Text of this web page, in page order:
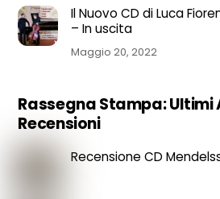
Il Nuovo CD di Luca
– In uscita
Maggio 20, 2022
Rassegna Stampa: Ultimi
Recensioni
Recensione CD